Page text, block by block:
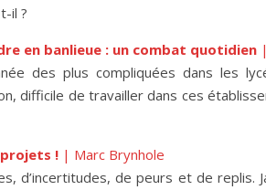
il ?
en banlieue : un combat quotidien
des plus compliquées dans les
difficile de travailler dans ces
! | Marc Brynhole
d’incertitudes, de peurs et de replis.